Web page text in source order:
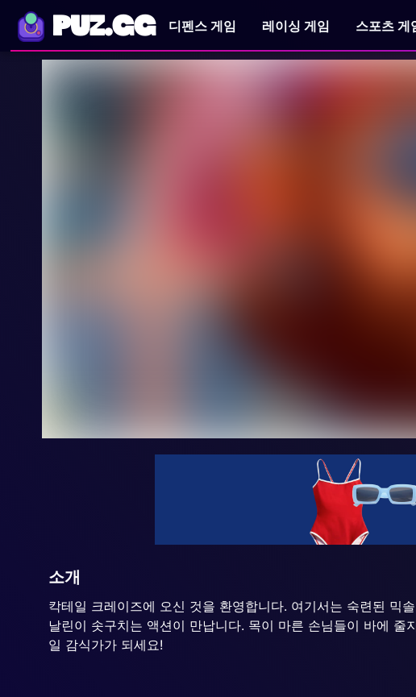
PUZ.GG 디펜스 게임 레이싱 게임 스포츠 게
소개
칵테일 크레이즈에 오신 것을 환영합니다. 여기서는 숙련된 믹
날린이 솟구치는 액션이 만납니다. 목이 마른 손님들이 바에
일 감식가가 되세요!